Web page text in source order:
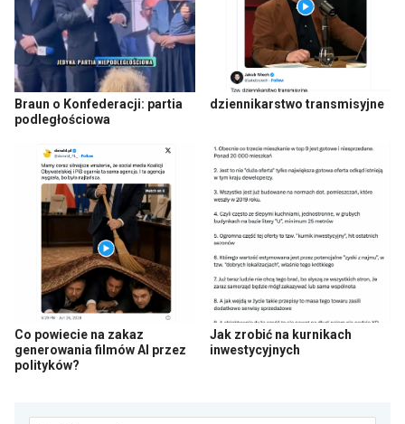
Braun o Konfederacji: partia
podległościowa
dziennikarstwo transmisyjne
Co powiecie na zakaz
generowania filmów AI przez
polityków?
Jak zrobić na kurnikach
inwestycyjnych